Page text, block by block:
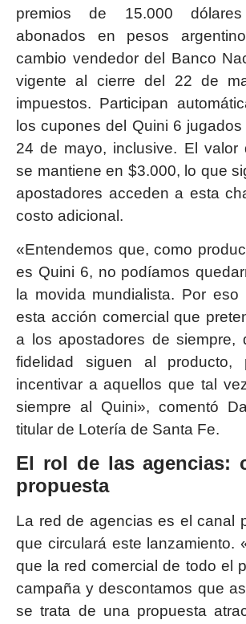
premios de 15.000
abonados en pesos
cambio vendedor del Banco
vigente al cierre del 22 de
impuestos. Participan
los cupones del Quini 6
24 de mayo, inclusive. El valor
se mantiene en $3.000, lo que
apostadores acceden a esta
costo adicional.
«Entendemos que, como
es Quini 6, no podíamos
la movida mundialista. Por eso
esta acción comercial que
a los apostadores de siempre,
fidelidad siguen al producto,
incentivar a aquellos que tal
siempre al Quini», comentó
titular de Lotería de Santa Fe.
El rol de las agencias:
propuesta
La red de agencias es el canal
que circulará este lanzamiento.
que la red comercial de todo el
campaña y descontamos que
se trata de una propuesta